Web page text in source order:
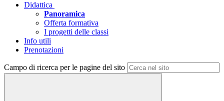
Didattica
Panoramica
Offerta formativa
I progetti delle classi
Info utili
Prenotazioni
Campo di ricerca per le pagine del sito